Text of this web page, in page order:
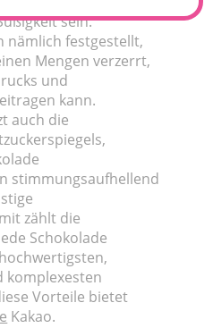
sein.
nämlich festgestellt,
Mengen verzerrt,
und
kann.
auch die
stimmungsaufhellend
zählt die
Schokolade
Vorteile bietet
Kakao.